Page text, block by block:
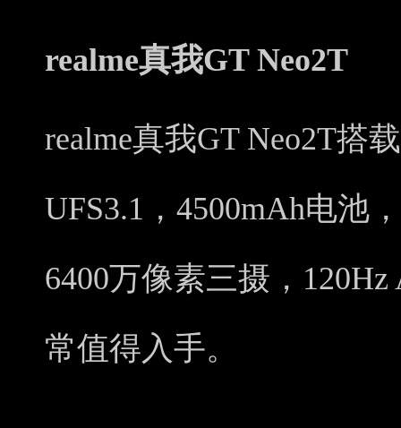
realme真我GT Neo2T
realme真我GT Neo2T搭
UFS3.1，4500mAh电池
6400万像素三摄，
常值得入手。